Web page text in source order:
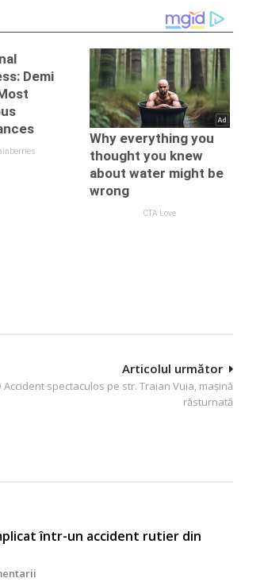
Articolul următor
Accident spectaculos pe str. Traian Vuia, mașină
răsturnată
într-un accident rutier din